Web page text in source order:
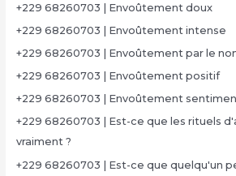
+229 68260703 | Envoûtement doux
+229 68260703 | Envoûtement intense
+229 68260703 | Envoûtement par le
+229 68260703 | Envoûtement positif
+229 68260703 | Envoûtement
+229 68260703 | Est-ce que les rituels
vraiment ?
+229 68260703 | Est-ce que quelqu'un